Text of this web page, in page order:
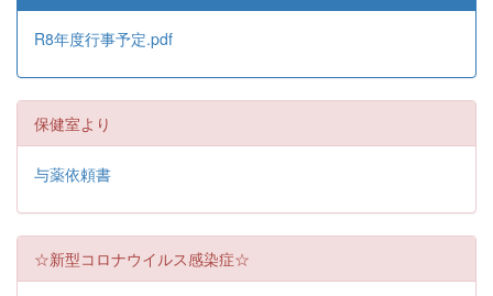
R8年度行事予定.pdf
保健室より
与薬依頼書
☆新型コロナウイルス感染症☆